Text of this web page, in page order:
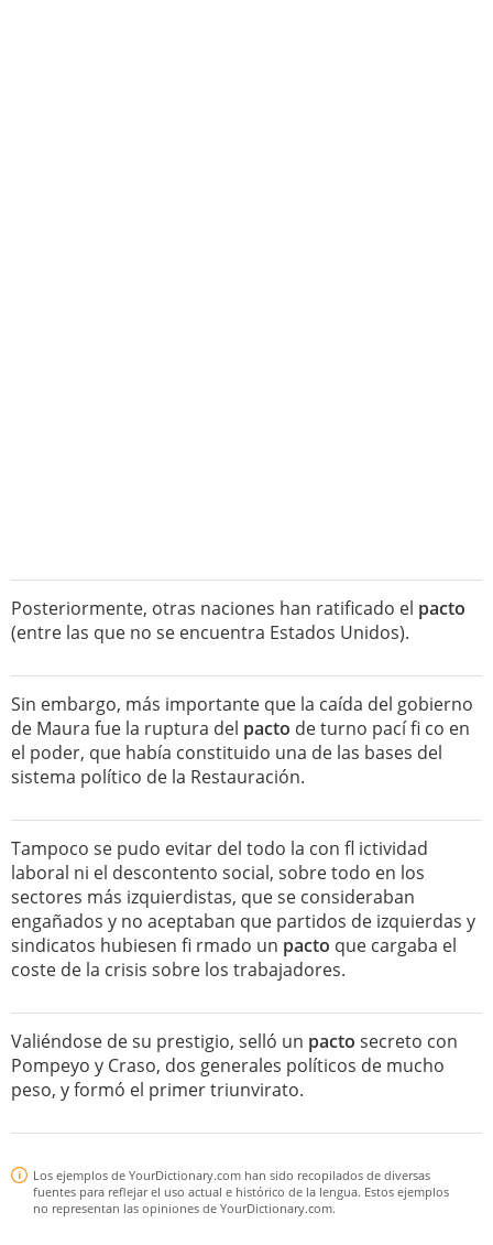
Posteriormente, otras naciones han ratificado el pacto
(entre las que no se encuentra Estados Unidos).
Sin embargo, más importante que la caída del gobierno
de Maura fue la ruptura del pacto de turno pací fi co en
el poder, que había constituido una de las bases del
sistema político de la Restauración.
Tampoco se pudo evitar del todo la con fl ictividad
laboral ni el descontento social, sobre todo en los
sectores más izquierdistas, que se consideraban
engañados y no aceptaban que partidos de izquierdas y
sindicatos hubiesen fi rmado un pacto que cargaba el
coste de la crisis sobre los trabajadores.
Valiéndose de su prestigio, selló un pacto secreto con
Pompeyo y Craso, dos generales políticos de mucho
peso, y formó el primer triunvirato.
Los ejemplos de YourDictionary.com han sido recopilados de diversas
fuentes para reflejar el uso actual e histórico de la lengua. Estos ejemplos
no representan las opiniones de YourDictionary.com.